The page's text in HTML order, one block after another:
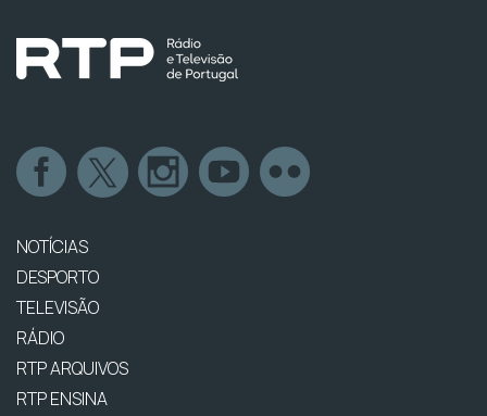
NOTÍCIAS
DESPORTO
TELEVISÃO
RÁDIO
RTP ARQUIVOS
RTP ENSINA